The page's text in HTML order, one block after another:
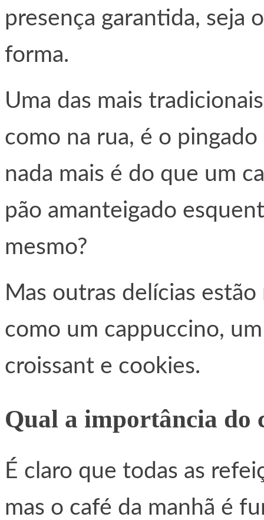
presença garantida, seja
forma.
Uma das mais
como na rua, é o
nada mais é do que um
pão amanteigado
mesmo?
Mas outras delícias
como um cappuccino,
croissant e cookies.
Qual a importância do
É claro que todas as
mas o café da manhã é